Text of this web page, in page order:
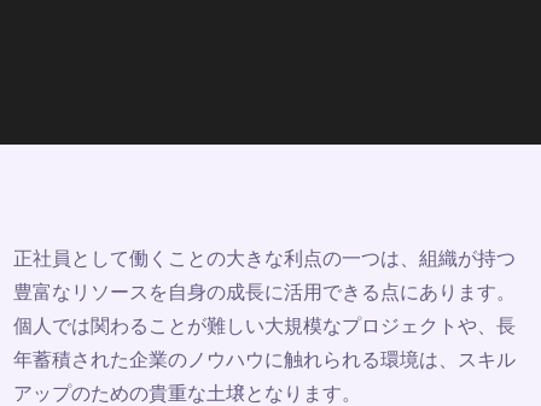
正社員として働くことの大きな利点の一つは、組織が持つ
豊富なリソースを自身の成長に活用できる点にあります。
個人では関わることが難しい大規模なプロジェクトや、長
年蓄積された企業のノウハウに触れられる環境は、スキル
アップのための貴重な土壌となります。